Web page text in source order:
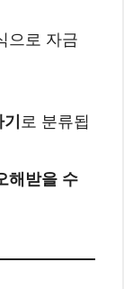
으로 자금
로 분류됩
해받을 수